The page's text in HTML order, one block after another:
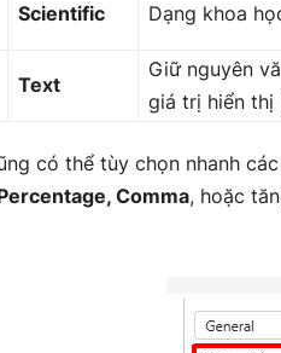
Scientific Dạng khoa
Text
Giữ nguyên
giá trị hiển thị
có thể tùy chọn nhanh
Comma, hoặc